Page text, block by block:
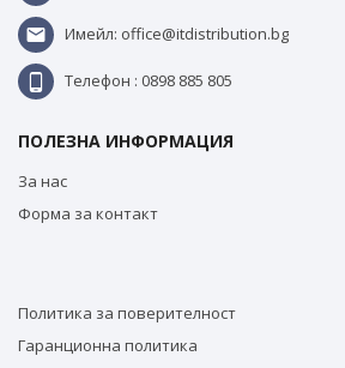
Имейл: office@itdistribution.bg
Телефон : 0898 885 805
ПОЛЕЗНА ИНФОРМАЦИЯ
За нас
Форма за контакт
Политика за поверителност
Гаранционна политика